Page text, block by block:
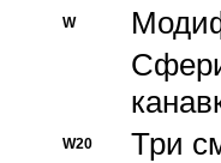
W
W20 Три